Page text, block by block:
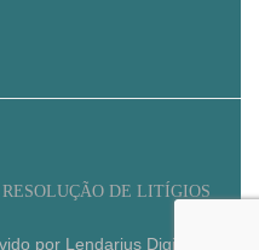
por Lendarius Digital
DE LITÍGIOS